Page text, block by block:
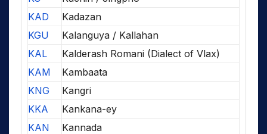
KAD
Kadazan
KGU
Kalanguya / Kallahan
KAL
Kalderash Romani (Dialect of Vlax)
KAM
Kambaata
KNG
Kangri
KKA
Kankana-ey
KAN
Kannada